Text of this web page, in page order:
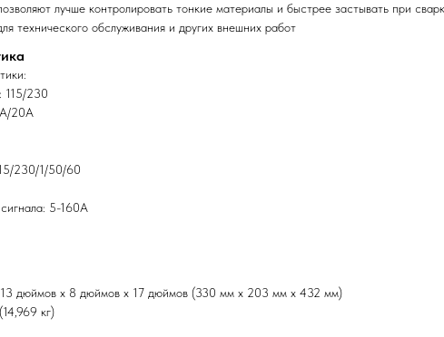
лучше контролировать тонкие материалы и быстрее застывать при
технического обслуживания и других внешних работ
115/230
20A
230/1/50/60
5-160A
дюймов x 8 дюймов x 17 дюймов (330 мм x 203 мм x 432 мм)
кг)